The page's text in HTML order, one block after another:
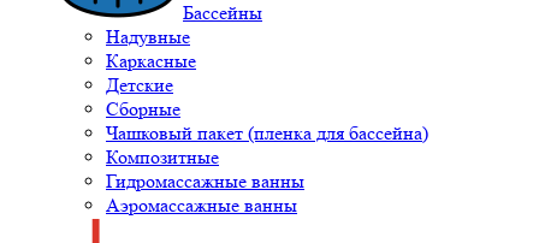
Бассейны
Надувные
Каркасные
Детские
Сборные
Чашковый пакет (пленка для бассейна)
Композитные
Гидромассажные ванны
Аэромассажные ванны